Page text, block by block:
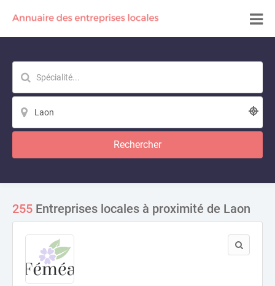
Rechercher
255 Entreprises locales à proximité de Laon